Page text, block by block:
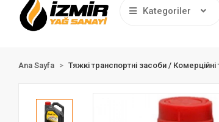
Kategoriler
Ana Sayfa Тяжкі транспортні засоби /